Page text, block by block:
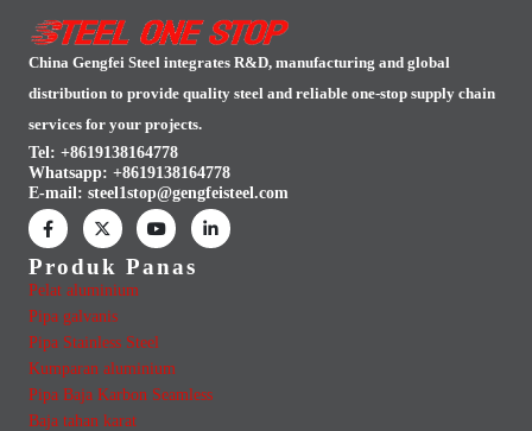
China Gengfei Steel integrates R&D, manufacturing and global
distribution to provide quality steel and reliable one-stop supply chain
services for your projects.
Tel: +8619138164778
Whatsapp: +8619138164778
E-mail: steel1stop@gengfeisteel.com
Produk Panas
Pelat aluminium
Pipa galvanis
Pipa Stainless Steel
Kumparan aluminium
Pipa Baja Karbon Seamless
Baja tahan karat